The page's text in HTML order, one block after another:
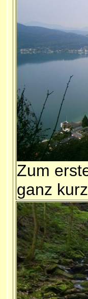
Zum
ganz